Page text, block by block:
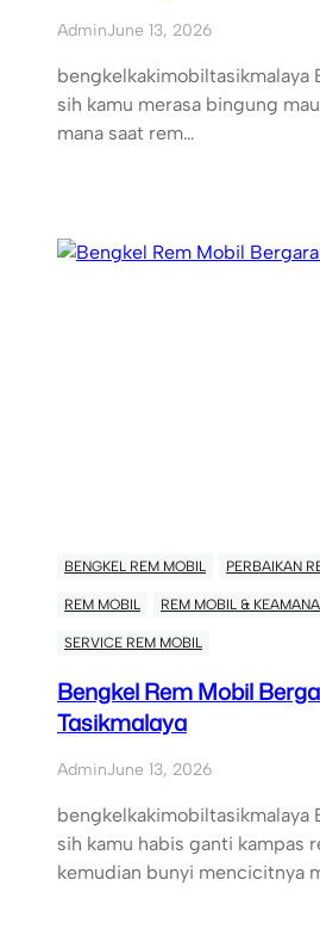
AdminJune 13, 2026
bengkelkakimobiltasikmalaya
sih kamu merasa bingung
mana saat rem…
BENGKEL REM MOBIL PERBAIKAN
REM MOBIL REM MOBIL &
SERVICE REM MOBIL
Bengkel Rem Mobil
Tasikmalaya
AdminJune 13, 2026
bengkelkakimobiltasikmalaya
sih kamu habis ganti kampas
kemudian bunyi mencicitnya